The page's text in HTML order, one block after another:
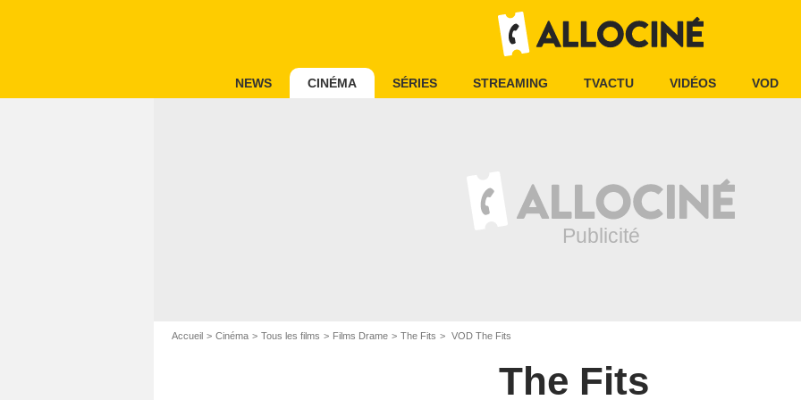
NEWS CINÉMA SÉRIES STREAMING TVACTU VIDÉOS VOD
Accueil Cinéma Tous les films Films Drame The Fits VOD The Fits
The Fits